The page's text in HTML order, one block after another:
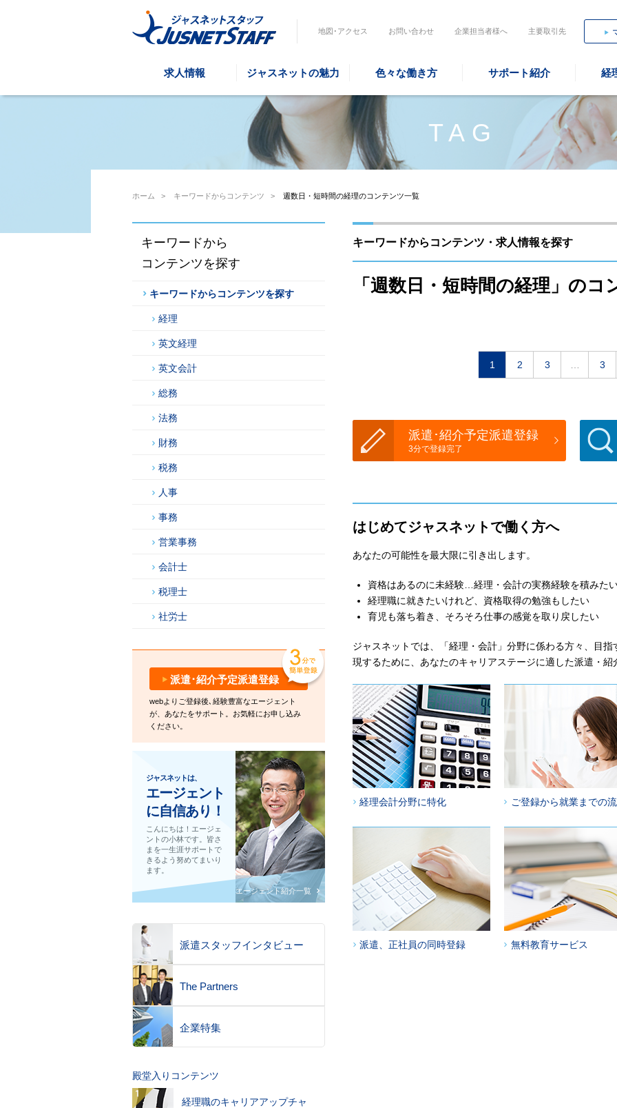
地図･アクセス お問い合わせ 企業担当者様へ 主要取引先
求人情報 ジャスネットの魅力 色々な働き方 サポート紹介 経
TAG
ホーム > キーワードからコンテンツ > 週数日・短時間の経理のコンテンツ一覧
キーワードからコンテンツ・求人情報を探す
「週数日・短時間の経理」のコ
1 2 3 3
派遣･紹介予定派遣登録
3分で登録完了
はじめてジャスネットで働く方へ
あなたの可能性を最大限に引き出します。
資格はあるのに未経験…経理・会計の実務経験を積みた
経理職に就きたいけれど、資格取得の勉強もしたい
育児も落ち着き、そろそろ仕事の感覚を取り戻したい
ジャスネットでは、「経理・会計」分野に係わる方々、目
現するために、あなたのキャリアステージに適した派遣・
経理会計分野に特化 ご登録から就業までの
派遣、正社員の同時登録 無料教育サービス
キーワードから
コンテンツを探す
キーワードからコンテンツを探す
経理
英文経理
英文会計
総務
法務
財務
税務
人事
事務
営業事務
会計士
税理士
社労士
派遣･紹介予定派遣登録
webよりご登録後､経験豊富なエージェント
が、あなたをサポート。お気軽にお申し込み
ください。
ジャスネットは、
エージェント
に自信あり！
こんにちは！エージェ
ントの小林です。皆さ
まを一生涯サポートで
きるよう努めてまいり
ます。
エージェント紹介一覧
派遣スタッフインタビュー
The Partners
企業特集
殿堂入りコンテンツ
経理職のキャリアアップチャ